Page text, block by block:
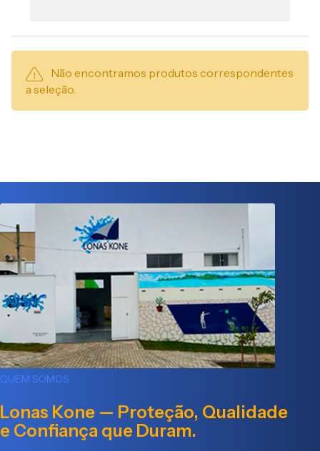
Não encontramos produtos correspondentes
a seleção.
QUEM SOMOS
Lonas Kone — Proteção, Qualidade
e Confiança que Duram.